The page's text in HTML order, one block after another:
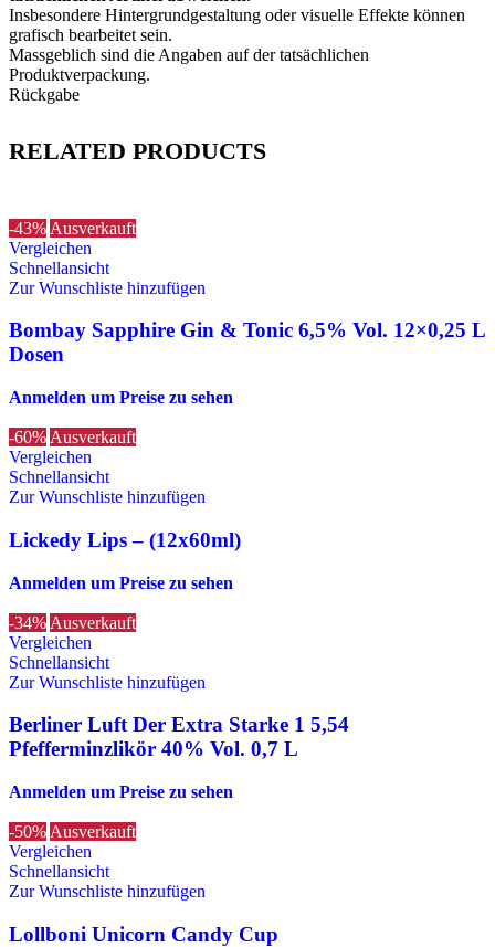
Insbesondere Hintergrundgestaltung oder visuelle Effekte können
grafisch bearbeitet sein.
Massgeblich sind die Angaben auf der tatsächlichen
Produktverpackung.
Rückgabe
RELATED PRODUCTS
-43% Ausverkauft
Vergleichen
Schnellansicht
Zur Wunschliste hinzufügen
Bombay Sapphire Gin & Tonic 6,5% Vol. 12×0,25 L
Dosen
Anmelden um Preise zu sehen
-60% Ausverkauft
Vergleichen
Schnellansicht
Zur Wunschliste hinzufügen
Lickedy Lips – (12x60ml)
Anmelden um Preise zu sehen
-34% Ausverkauft
Vergleichen
Schnellansicht
Zur Wunschliste hinzufügen
Berliner Luft Der Extra Starke 1 5,54
Pfefferminzlikör 40% Vol. 0,7 L
Anmelden um Preise zu sehen
-50% Ausverkauft
Vergleichen
Schnellansicht
Zur Wunschliste hinzufügen
Lollboni Unicorn Candy Cup